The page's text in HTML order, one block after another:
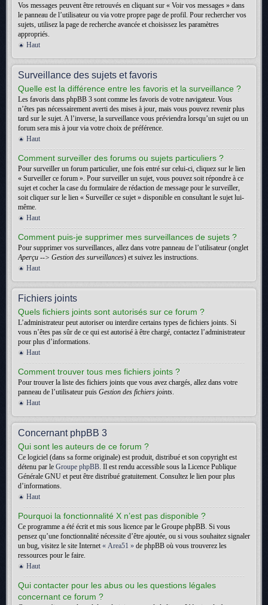
Vos messages peuvent être retrouvés en cliquant sur « Voir vos messages » dans
le panneau de l’utilisateur ou via votre propre page de profil. Pour rechercher vos
sujets, utilisez la page de recherche avancée et choisissez les paramètres
appropriés.
Haut
Surveillance des sujets et favoris
Quelle est la différence entre les favoris et la surveillance ?
Les favoris dans phpBB 3 sont comme les favoris de votre navigateur. Vous
n’êtes pas nécessairement averti des mises à jour, mais vous pouvez revenir plus
tard sur le sujet. A l’inverse, la surveillance vous préviendra lorsqu’un sujet ou un
forum sera mis à jour via votre choix de préférence.
Haut
Comment surveiller des forums ou sujets particuliers ?
Pour surveiller un forum particulier, une fois entré sur celui-ci, cliquez sur le lien
« Surveiller ce forum ». Pour surveiller un sujet, vous pouvez soit répondre à ce
sujet et cocher la case du formulaire de rédaction de message pour le surveiller,
soit cliquer sur le lien « Surveiller ce sujet » disponible en consultant le sujet lui-
même.
Haut
Comment puis-je supprimer mes surveillances de sujets ?
Pour supprimer vos surveillances, allez dans votre panneau de l’utilisateur (onglet
Aperçu --> Gestion des surveillances) et suivez les instructions.
Haut
Fichiers joints
Quels fichiers joints sont autorisés sur ce forum ?
L’administrateur peut autoriser ou interdire certains types de fichiers joints. Si
vous n’êtes pas sûr de ce qui est autorisé à être chargé, contactez l’administrateur
pour plus d’informations.
Haut
Comment trouver tous mes fichiers joints ?
Pour trouver la liste des fichiers joints que vous avez chargés, allez dans votre
panneau de l’utilisateur puis Gestion des fichiers joints.
Haut
Concernant phpBB 3
Qui sont les auteurs de ce forum ?
Ce logiciel (dans sa forme originale) est produit, distribué et son copyright est
détenu par le Groupe phpBB. Il est rendu accessible sous la Licence Publique
Générale GNU et peut être distribué gratuitement. Consultez le lien pour plus
d’informations.
Haut
Pourquoi la fonctionnalité X n’est pas disponible ?
Ce programme a été écrit et mis sous licence par le Groupe phpBB. Si vous
pensez qu’une fonctionnalité nécessite d’être ajoutée, ou si vous souhaitez signaler
un bug, visitez le site Internet« Area51 » de phpBB où vous trouverez les
ressources pour le faire.
Haut
Qui contacter pour les abus ou les questions légales
concernant ce forum ?